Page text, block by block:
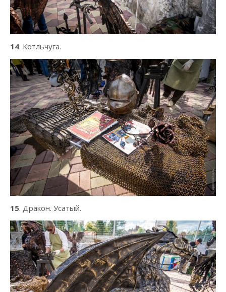
14. Котльчуга.
15. Дракон. Усатый.